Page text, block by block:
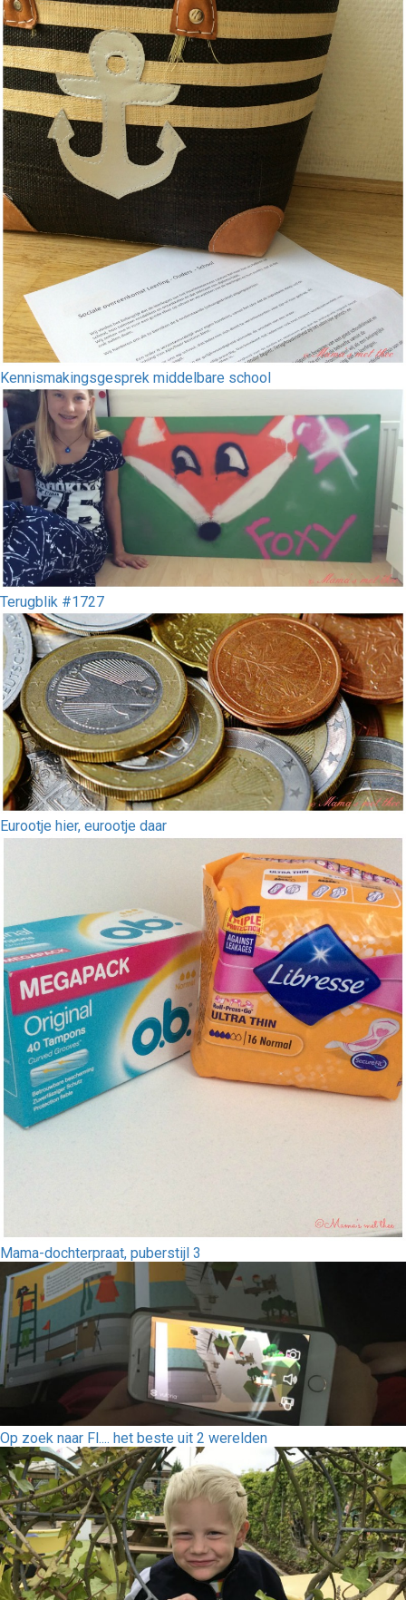
Kennismakingsgesprek middelbare school
Terugblik #1727
Eurootje hier, eurootje daar
Mama-dochterpraat, puberstijl 3
Op zoek naar Fl.... het beste uit 2 werelden